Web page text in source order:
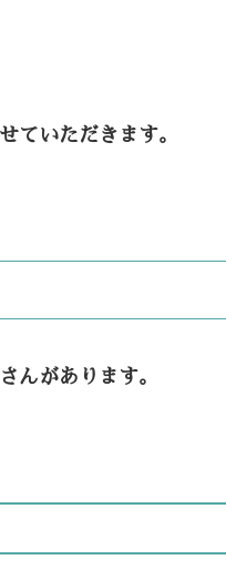
ていただきます。
んがあります。